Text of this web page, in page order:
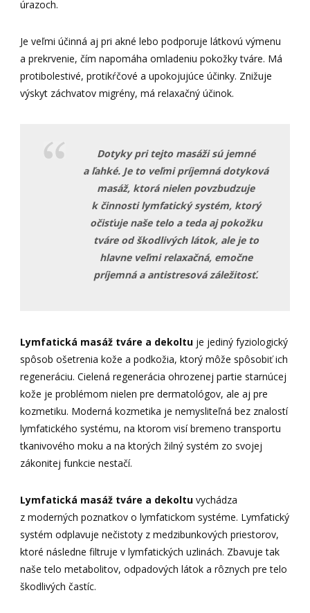
úrazoch.
Je veľmi účinná aj pri akné lebo podporuje látkovú výmenu
a prekrvenie, čím napomáha omladeniu pokožky tváre. Má
protibolestivé, protikŕčové a upokojujúce účinky. Znižuje
výskyt záchvatov migrény, má relaxačný účinok.
Dotyky pri tejto masáži sú jemné
a ľahké. Je to veľmi príjemná dotyková
masáž, ktorá nielen povzbudzuje
k činnosti lymfatický systém, ktorý
očisťuje naše telo a teda aj pokožku
tváre od škodlivých látok, ale je to
hlavne veľmi relaxačná, emočne
príjemná a antistresová záležitosť.
Lymfatická masáž tváre a dekoltu je jediný fyziologický
spôsob ošetrenia kože a podkožia, ktorý môže spôsobiť ich
regeneráciu. Cielená regenerácia ohrozenej partie starnúcej
kože je problémom nielen pre dermatológov, ale aj pre
kozmetiku. Moderná kozmetika je nemysliteľná bez znalostí
lymfatického systému, na ktorom visí bremeno transportu
tkanivového moku a na ktorých žilný systém zo svojej
zákonitej funkcie nestačí.
Lymfatická masáž tváre a dekoltu vychádza
z moderných poznatkov o lymfatickom systéme. Lymfatický
systém odplavuje nečistoty z medzibunkových priestorov,
ktoré následne filtruje v lymfatických uzlinách. Zbavuje tak
naše telo metabolitov, odpadových látok a rôznych pre telo
škodlivých častíc.